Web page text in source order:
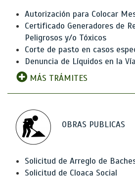
Autorización para Colocar
Certificado Generadores de
Peligrosos y/o Tóxicos
Corte de pasto en casos
Denuncia de Líquidos en la
MÁS TRÁMITES
OBRAS PUBLICAS
Solicitud de Arreglo de
Solicitud de Cloaca Social